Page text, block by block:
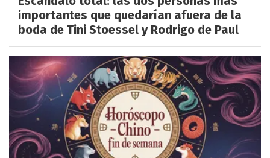
importantes que quedarían afuera de la
boda de Tini Stoessel y Rodrigo de Paul